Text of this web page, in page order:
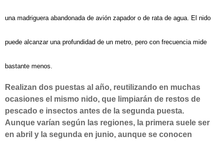
una madriguera abandonada de avión zapador o de rata de agua. El nido
puede alcanzar una profundidad de un metro, pero con frecuencia mide
bastante menos.
Realizan dos puestas al año, reutilizando en muchas
ocasiones el mismo nido, que limpiarán de restos de
pescado e insectos antes de la segunda puesta.
Aunque varían según las regiones, la primera suele ser
en abril y la segunda en junio, aunque se conocen